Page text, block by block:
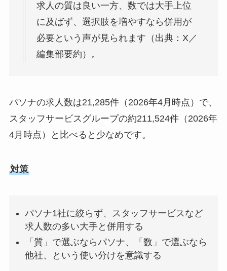
求人の質は良い一方、数では大手上位
に及ばず、選択肢を増やすなら併用が
必要という声が見られます（出典：X／
編集部要約）。
パソナの求人数は21,285件（2026年4月時点）で、
スタッフサービスグループの約211,524件（2026年
4月時点）と比べると少なめです。
対策
パソナ1社に絞らず、スタッフサービスなど
求人数の多い大手と併用する
「質」で選ぶならパソナ、「数」で選ぶなら
他社、という使い分けを意識する